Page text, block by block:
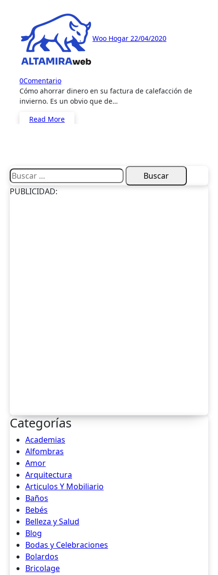
Woo Hogar 22/04/2020
0Comentario
Cómo ahorrar dinero en su factura de calefacción de
invierno. Es un obvio que de…
Read More
Buscar:
PUBLICIDAD:
Categorías
Academias
Alfombras
Amor
Arquitectura
Articulos Y Mobiliario
Baños
Bebés
Belleza y Salud
Blog
Bodas y Celebraciones
Bolardos
Bricolage